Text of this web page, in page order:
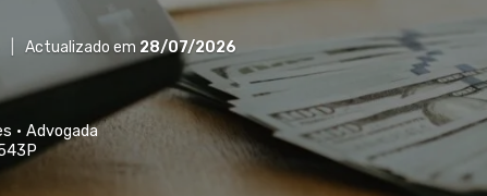
Actualizado em 28/07/2026
· Advogada